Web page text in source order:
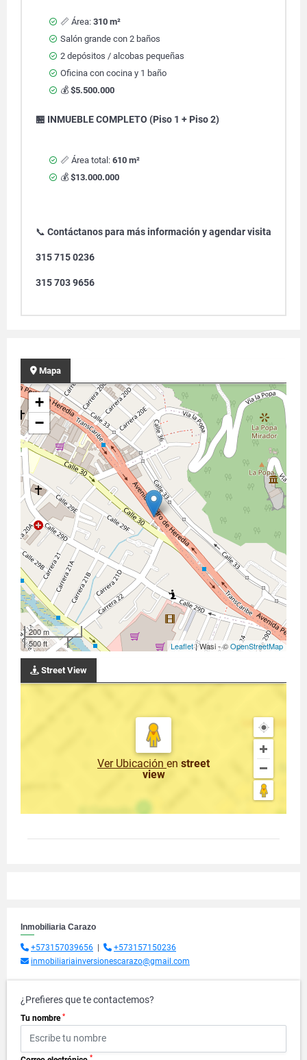
📏 Área: 310 m²
Salón grande con 2 baños
2 depósitos / alcobas pequeñas
Oficina con cocina y 1 baño
💰 $5.500.000
🏪 INMUEBLE COMPLETO (Piso 1 + Piso 2)
📏 Área total: 610 m²
💰 $13.000.000
📞 Contáctanos para más información y agendar visita
315 715 0236
315 703 9656
Mapa
+
−
200 m
500 ft
Leaflet| Wasi - ©OpenStreetMap
Street View
Ver Ubicación en street
view
Inmobiliaria Carazo
+573157039656
+573157150236
inmobiliariainversionescarazo@gmail.com
¿Prefieres que te contactemos?
Tu nombre *
*